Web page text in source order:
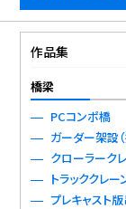
作品集
橋梁
PCコンポ橋
ガーダー架設
クローラーク
トラッククレー
プレキャスト